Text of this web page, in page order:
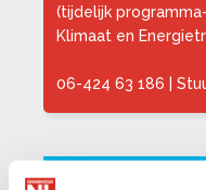
(tijdelijk
Klimaat en
06-424 63 186 |